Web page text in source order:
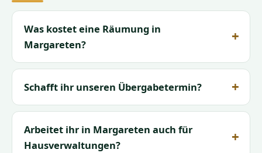
Was kostet eine Räumung in
Margareten?
Schafft ihr unseren Übergabetermin?
Arbeitet ihr in Margareten auch für
Hausverwaltungen?